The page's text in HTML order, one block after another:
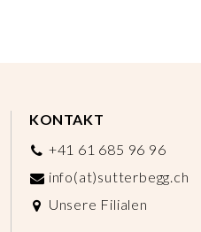
KONTAKT
+41 61 685 96 96
info(at)sutterbegg.ch
Unsere Filialen